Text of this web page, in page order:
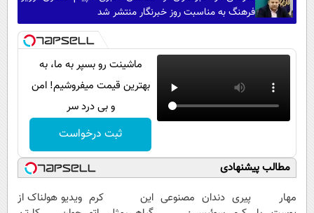
فرهنگ به مناسبت روز خبرنگار منتشر شد
ماشینت رو بسپر به ما، به
بهترین قیمت میفروشیم! امن
و بی درد سر
ثبت درخواست
مطالب پیشنهادی
مهار پیری دندان مصنوعی این کرم ویدیو هولناک از